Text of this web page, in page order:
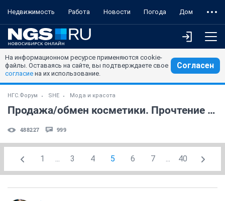
Недвижимость Работа Новости Погода Дом
На информационном ресурсе применяются cookie-
файлы. Оставаясь на сайте, вы подтверждаете свое
согласие на их использование.
Согласен
НГС.Форум SHE Мода и красота
Продажа/обмен косметики. Прочтение правил - ОБЯЗАТЕЛЬНО (часть 15)
488227 999
1 ... 3 4 5 6 7 ... 40